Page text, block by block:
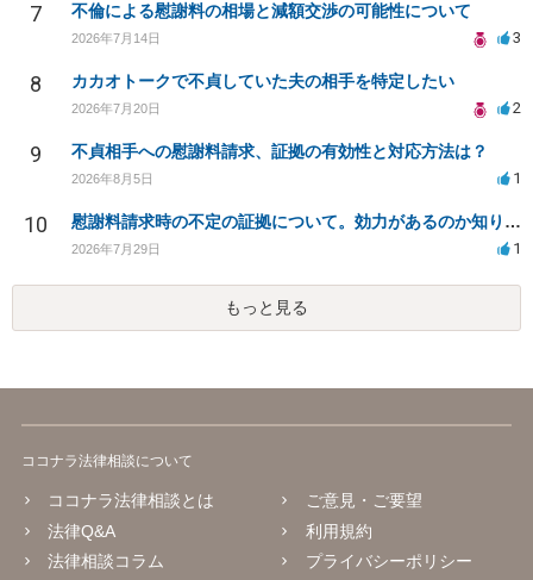
7 不倫による慰謝料の相場と減額交渉の可能性について
2026年7月14日 3
8 カカオトークで不貞していた夫の相手を特定したい
2026年7月20日 2
9 不貞相手への慰謝料請求、証拠の有効性と対応方法は？
2026年8月5日 1
10 慰謝料請求時の不定の証拠について。効力があるのか知りたい。
2026年7月29日 1
もっと見る
ココナラ法律相談について
ココナラ法律相談とは
法律Q&A
法律相談コラム
ご意見・ご要望
利用規約
プライバシーポリシー